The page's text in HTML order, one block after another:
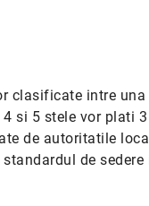
clasificate intre
si 5 stele vor plati
de autoritatile
de